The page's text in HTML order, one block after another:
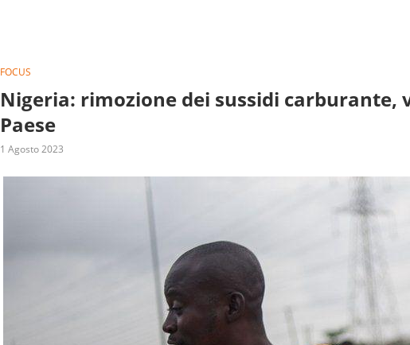
FOCUS
Nigeria: rimozione dei sussidi carburante,
Paese
1 Agosto 2023